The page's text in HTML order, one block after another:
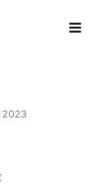
2023